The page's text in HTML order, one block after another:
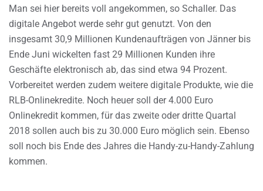
Man sei hier bereits voll angekommen, so Schaller. Das
digitale Angebot werde sehr gut genutzt. Von den
insgesamt 30,9 Millionen Kundenaufträgen von Jänner bis
Ende Juni wickelten fast 29 Millionen Kunden ihre
Geschäfte elektronisch ab, das sind etwa 94 Prozent.
Vorbereitet werden zudem weitere digitale Produkte, wie die
RLB-Onlinekredite. Noch heuer soll der 4.000 Euro
Onlinekredit kommen, für das zweite oder dritte Quartal
2018 sollen auch bis zu 30.000 Euro möglich sein. Ebenso
soll noch bis Ende des Jahres die Handy-zu-Handy-Zahlung
kommen.